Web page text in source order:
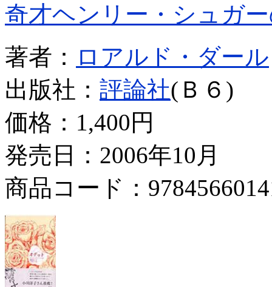
奇才ヘンリー・シュガ
著者： ロアルド・ダール
出版社： 評論社(Ｂ６)
価格： 1,400円
発売日：2006年10月
商品コード：